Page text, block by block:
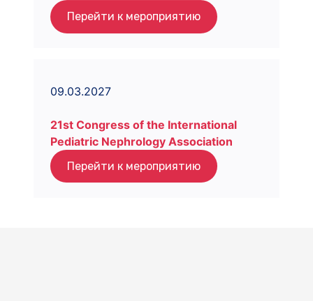
Перейти к мероприятию
09.03.2027
21st Congress of the International
Pediatric Nephrology Association
Перейти к мероприятию